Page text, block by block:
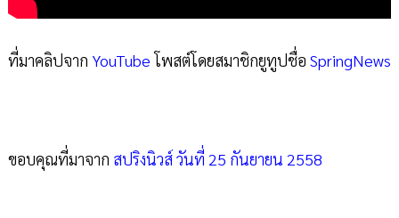
ที่มาคลิปจาก YouTubeโพสต์โดยสมาชิกยูทูปชื่อ SpringNews
ขอบคุณที่มาจาก สปริงนิวส์ วันที่ 25 กันยายน 2558